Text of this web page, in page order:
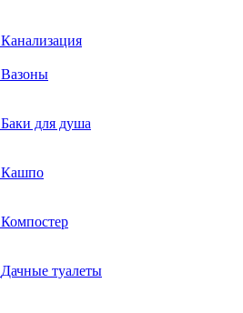
Канализация
Вазоны
Баки для душа
Кашпо
Компостер
Дачные туалеты